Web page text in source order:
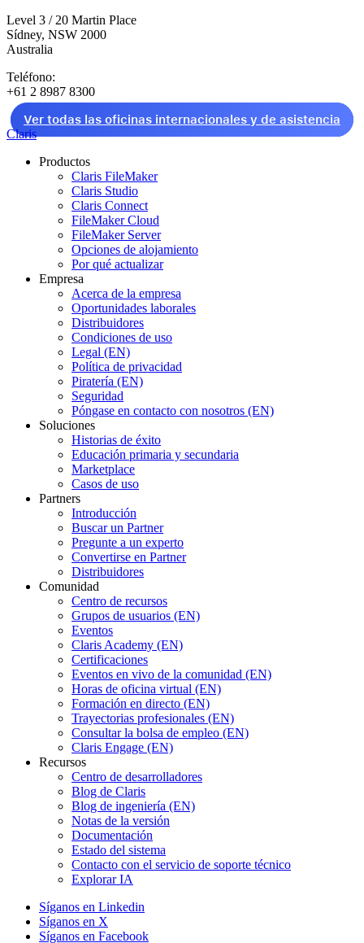
Level 3 / 20 Martin Place
Sídney, NSW 2000
Australia
Teléfono:
+61 2 8987 8300
Ver todas las oficinas internacionales y de asistencia
Claris
Productos
Claris FileMaker
Claris Studio
Claris Connect
FileMaker Cloud
FileMaker Server
Opciones de alojamiento
Por qué actualizar
Empresa
Acerca de la empresa
Oportunidades laborales
Distribuidores
Condiciones de uso
Legal (EN)
Política de privacidad
Piratería (EN)
Seguridad
Póngase en contacto con nosotros (EN)
Soluciones
Historias de éxito
Educación primaria y secundaria
Marketplace
Casos de uso
Partners
Introducción
Buscar un Partner
Pregunte a un experto
Convertirse en Partner
Distribuidores
Comunidad
Centro de recursos
Grupos de usuarios (EN)
Eventos
Claris Academy (EN)
Certificaciones
Eventos en vivo de la comunidad (EN)
Horas de oficina virtual (EN)
Formación en directo (EN)
Trayectorias profesionales (EN)
Consultar la bolsa de empleo (EN)
Claris Engage (EN)
Recursos
Centro de desarrolladores
Blog de Claris
Blog de ingeniería (EN)
Notas de la versión
Documentación
Estado del sistema
Contacto con el servicio de soporte técnico
Explorar IA
Síganos en Linkedin
Síganos en X
Síganos en Facebook